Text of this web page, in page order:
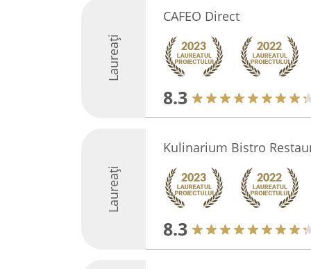
Laureați
CAFEO Direct
8.3
Laureați
Kulinarium Bistro
8.3